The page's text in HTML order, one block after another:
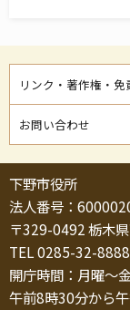
リンク・著作権・免
お問い合わせ
下野市役所
法人番号：
〒329-0492 栃木
TEL 0285-32-
開庁時間：月曜～
午前8時30分から